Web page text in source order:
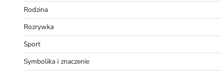
Rodzina
Rozrywka
Sport
Symbolika i znaczenie